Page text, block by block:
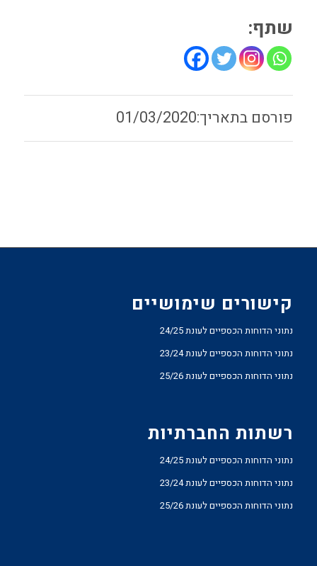
שתף:
01/03/2020
קישורים שימושיים
נתוני הדוחות הכספיים לעונת 24/25
נתוני הדוחות הכספיים לעונת 23/24
נתוני הדוחות הכספיים לעונת 25/26
רשתות החברתיות
נתוני הדוחות הכספיים לעונת 24/25
נתוני הדוחות הכספיים לעונת 23/24
נתוני הדוחות הכספיים לעונת 25/26